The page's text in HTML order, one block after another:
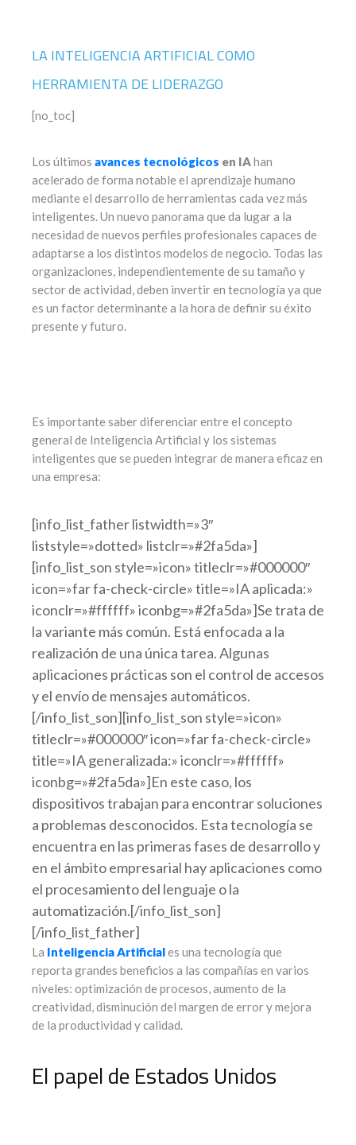
LA INTELIGENCIA ARTIFICIAL COMO
HERRAMIENTA DE LIDERAZGO
[no_toc]
Los últimos avances tecnológicos en IAhan
acelerado de forma notable el aprendizaje humano
mediante el desarrollo de herramientas cada vez más
inteligentes. Un nuevo panorama que da lugar a la
necesidad de nuevos perfiles profesionales capaces de
adaptarse a los distintos modelos de negocio. Todas las
organizaciones, independientemente de su tamaño y
sector de actividad, deben invertir en tecnología ya que
es un factor determinante a la hora de definir su éxito
presente y futuro.
Es importante saber diferenciar entre el concepto
general de Inteligencia Artificial y los sistemas
inteligentes que se pueden integrar de manera eficaz en
una empresa:
[info_list_father listwidth=»3″
liststyle=»dotted» listclr=»#2fa5da»]
[info_list_son style=»icon» titleclr=»#000000″
icon=»far fa-check-circle» title=»IA aplicada:»
iconclr=»#ffffff» iconbg=»#2fa5da»]Se trata de
la variante más común. Está enfocada a la
realización de una única tarea. Algunas
aplicaciones prácticas son el control de accesos
y el envío de mensajes automáticos.
[/info_list_son][info_list_son style=»icon»
titleclr=»#000000″ icon=»far fa-check-circle»
title=»IA generalizada:» iconclr=»#ffffff»
iconbg=»#2fa5da»]En este caso, los
dispositivos trabajan para encontrar soluciones
a problemas desconocidos. Esta tecnología se
encuentra en las primeras fases de desarrollo y
en el ámbito empresarial hay aplicaciones como
el procesamiento del lenguaje o la
automatización.[/info_list_son]
[/info_list_father]
La Inteligencia Artificiales una tecnología que
reporta grandes beneficios a las compañías en varios
niveles: optimización de procesos, aumento de la
creatividad, disminución del margen de error y mejora
de la productividad y calidad.
El papel de Estados Unidos